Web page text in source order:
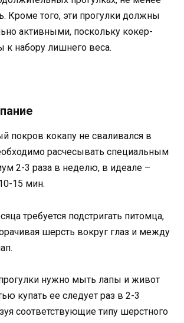
Кроме того, эти прогулки должны
активными, поскольку кокер-
к набору лишнего веса.
покров кокапу не сваливался в
расчесывать специальным
2-3 раза в неделю, в идеале –
15 мин.
требуется подстригать питомца,
шерсть вокруг глаз и между
нужно мыть лапы и живот
купать ее следует раз в 2-3
соответствующие типу шерстного